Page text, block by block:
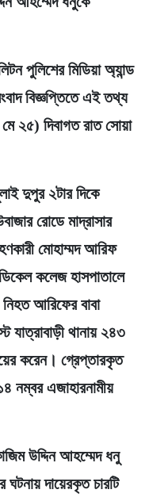
পুলিশের মিডিয়া অ্যান্ড
বিজ্ঞপ্তিতে এই তথ্য
২৫) দিবাগত রাত সোয়া
দুপুর ২টার দিকে
রোডে মাদ্রাসার
মোহাম্মদ আরিফ
কলেজ হাসপাতালে
আরিফের বাবা
থানায় ২৪৩
করেন। গ্রেপ্তারকৃত
নম্বর এজাহারনামীয়
উদ্দিন আহম্মেদ ধনু
দায়েরকৃত চারটি